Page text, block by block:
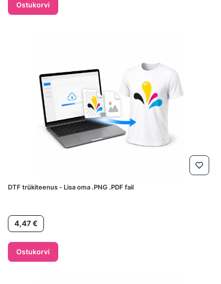
Ostukorvi
DTF trükiteenus - Lisa oma .PNG .PDF fail
Hind
4,47 €
Ostukorvi